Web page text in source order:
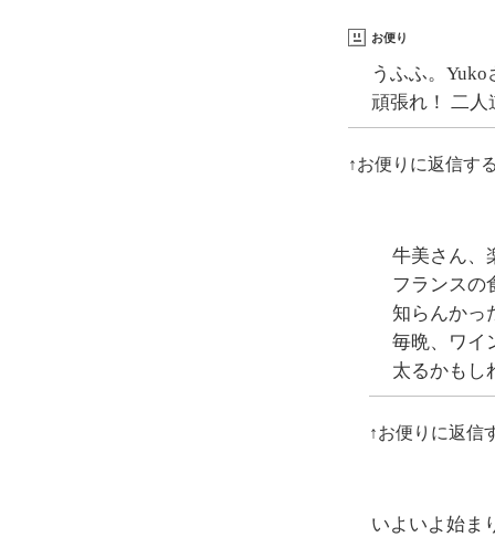
お便り
うふふ。
頑張れ！ 二人
↑お便りに返信す
牛美さん、
フランスの
知らんかっ
毎晩、ワイ
太るかもし
↑お便りに返信
いよいよ始ま